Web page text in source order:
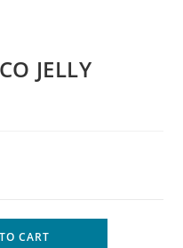
JELLY
CART